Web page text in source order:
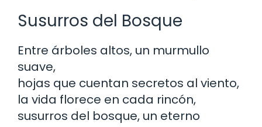
Susurros del Bosque
Entre árboles altos, un murmullo
suave,
hojas que cuentan secretos al viento,
la vida florece en cada rincón,
susurros del bosque, un eterno